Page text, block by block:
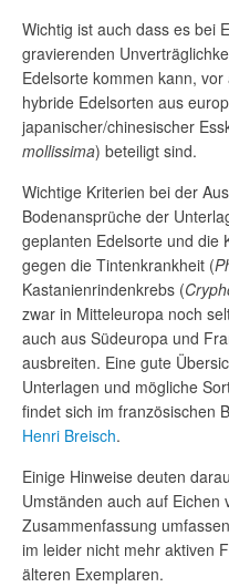
Wichtig ist auch dass es bei
gravierenden
Edelsorte kommen kann,
hybride Edelsorten aus
japanischer/chinesischer
mollissima) beteiligt sind.
Wichtige Kriterien bei der
Bodenansprüche der
geplanten Edelsorte und die
gegen die Tintenkrankheit (
Kastanienrindenkrebs (
zwar in Mitteleuropa noch
auch aus Südeuropa und
ausbreiten. Eine gute
Unterlagen und mögliche
findet sich im französischen
Henri Breisch.
Einige Hinweise deuten
Umständen auch auf
Zusammenfassung
im leider nicht mehr aktiven
älteren Exemplaren.